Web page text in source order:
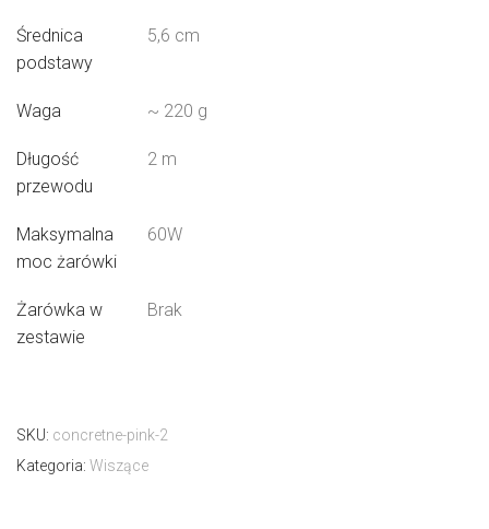
Średnica
podstawy
5,6 cm
Waga ~ 220 g
Długość
przewodu
2 m
Maksymalna
moc żarówki
60W
Żarówka w
zestawie
Brak
SKU: concretne-pink-2
Kategoria: Wiszące